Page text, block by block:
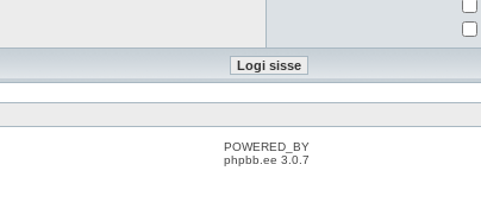
POWERED_BY
phpbb.ee 3.0.7